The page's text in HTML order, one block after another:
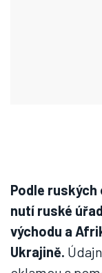
Podle ruských
nutí ruské
východu a
Ukrajině.